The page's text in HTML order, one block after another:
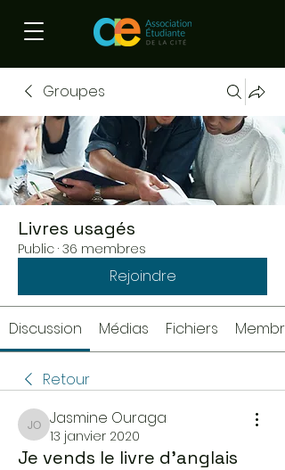
Groupes
Livres usagés
Public · 36 membres
Rejoindre
Discussion Médias Fichiers
Retour
Jasmine Ouraga
Jasmine Ouraga
13 janvier 2020
Je vends le livre d’anglais